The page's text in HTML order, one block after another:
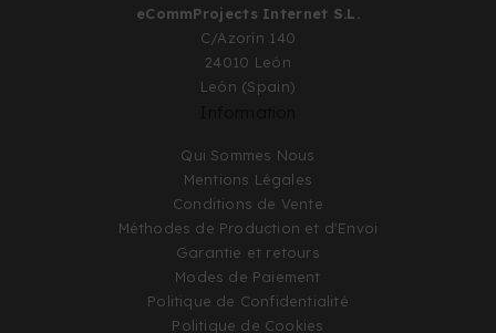
eCommProjects Internet S.L.
C/Azorín 140
24010 León
León (Spain)
Qui Sommes Nous
Mentions Légales
Conditions de Vente
Méthodes de Production et d'Envoi
Garantie et retours
Modes de Paiement
Politique de Confidentialité
Politique de Cookies